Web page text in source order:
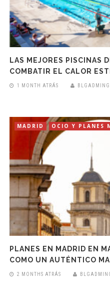
LAS MEJORES PISCINAS
COMBATIR EL CALOR
1 MONTH ATRÁS
MADRID OCIO Y PLANES
PLANES EN MADRID EN
COMO UN AUTÉNTICO
2 MONTHS ATRÁS